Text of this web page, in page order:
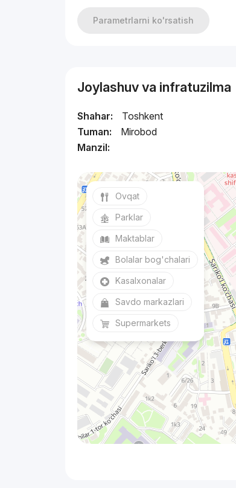
Parametrlarni ko'rsatish
Joylashuv va infratuzilma
Shahar:
Toshkent
Tuman:
Mirobod
Manzil:
Ovqat
Parklar
Maktablar
Bolalar bog'chalari
Kasalxonalar
Savdo markazlari
Supermarkets